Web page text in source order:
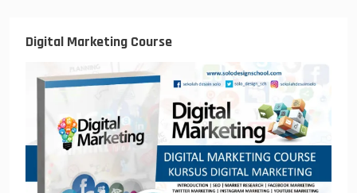
Digital Marketing Course